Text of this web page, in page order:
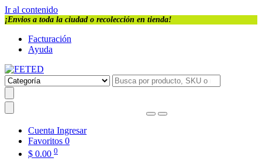
Ir al contenido
¡Envios a toda la ciudad o recolección en tienda!
Facturación
Ayuda
Cuenta Ingresar
Favoritos 0
$ 0.00 0